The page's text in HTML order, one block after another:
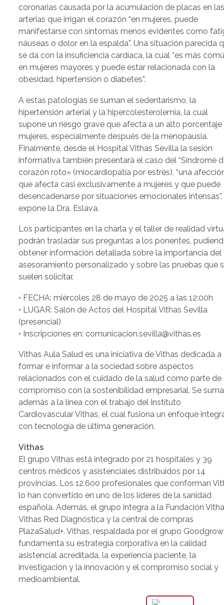
coronarias causada por la acumulación de placas en
arterias que irrigan el corazón “en mujeres, puede
manifestarse con síntomas menos evidentes como
náuseas o dolor en la espalda”. Una situación parecida
se da con la insuficiencia cardíaca, la cual “es más
en mujeres mayores y puede estar relacionada con la
obesidad. hipertensión o diabetes”.
A estas patologías se suman el sedentarismo, la
hipertensión arterial y la hipercolesterolemia, la cual
supone un riesgo grave que afecta a un alto porcentaje
mujeres, especialmente después de la menopausia.
Finalmente, desde el Hospital Vithas Sevilla la sesión
informativa también presentará el caso del “Síndrome
corazón roto» (miocardiopatía por estrés), “una
que afecta casi exclusivamente a mujeres y que puede
desencadenarse por situaciones emocionales intensas”,
expone la Dra. Eslava.
Los participantes en la charla y el taller de realidad
podrán trasladar sus preguntas a los ponentes,
obtener información detallada sobre la importancia del
asesoramiento personalizado y sobre las pruebas que
suelen solicitar.
• FECHA: miércoles 28 de mayo de 2025 a las 12:00h
• LUGAR: Salón de Actos del Hospital Vithas Sevilla
(presencial)
• Inscripciones en: comunicacion.sevilla@vithas.es
Vithas Aula Salud es una iniciativa de Vithas dedicada a
formar e informar a la sociedad sobre aspectos
relacionados con el cuidado de la salud como parte de
compromiso con la sostenibilidad empresarial. Se suma
además a la línea con el trabajo del Instituto
Cardiovascular Vithas, el cual fusiona un enfoque
con tecnología de última generación.
Vithas
El grupo Vithas está integrado por 21 hospitales y 39
centros médicos y asistenciales distribuidos por 14
provincias. Los 12.600 profesionales que conforman
lo han convertido en uno de los líderes de la sanidad
española. Además, el grupo integra a la Fundación
Vithas Red Diagnóstica y la central de compras
PlazaSalud+. Vithas, respaldada por el grupo
fundamenta su estrategia corporativa en la calidad
asistencial acreditada, la experiencia paciente, la
investigación y la innovación y el compromiso social y
medioambiental.